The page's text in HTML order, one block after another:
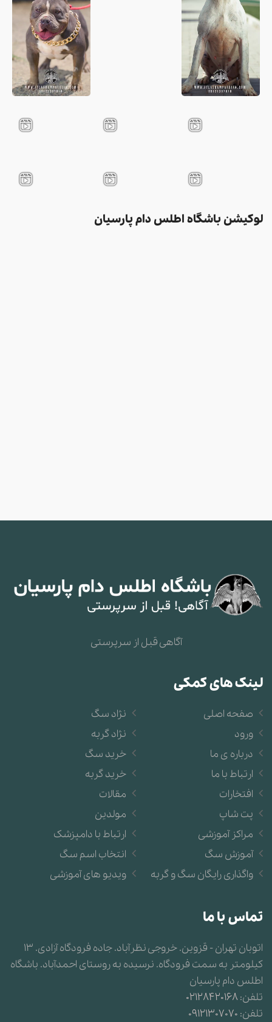
لوکیشن باشگاه اطلس دام پارسیان
آگاهی قبل از سرپرستی
لینک های کمکی
نژاد سگ
نژاد گربه
خرید سگ
خرید گربه
مقالات
مولدین
ارتباط با دامپزشک
انتخاب اسم سگ
ویدیو های آموزشی
صفحه اصلی
ورود
درباره ی ما
ارتباط با ما
افتخارات
پت شاپ
مراکز آموزشی
آموزش سگ
واگذاری رایگان سگ و گربه
تماس با ما
اتوبان تهران - قزوین. خروجی نظرآباد. جاده فرودگاه آزادی. 13
کیلومتر به سمت فرودگاه. نرسیده به روستای احمدآباد. باشگاه
اطلس دام پارسیان
تلفن:02128420168
تلفن: 09121307070